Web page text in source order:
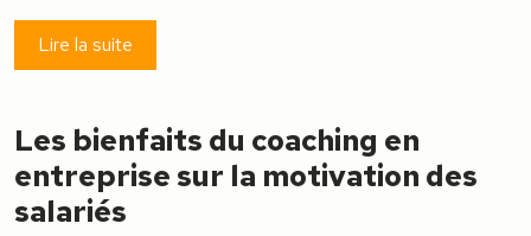
Lire la suite
Les bienfaits du coaching en
entreprise sur la motivation des
salariés